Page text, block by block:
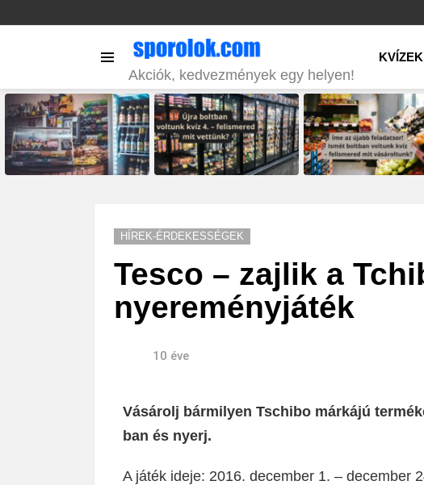
Akciók, kedvezmények egy helyen!
KVÍZEK
STORIES
HÍREK-ÉRDEKESSÉGEK
Tesco – zajlik a
nyereményjáték
10 éve
Vásárolj bármilyen Tschibo márkájú
ban és nyerj.
A játék ideje: 2016. december 1. – december